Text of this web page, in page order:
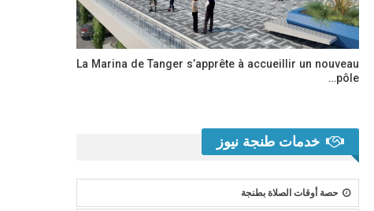
La Marina de Tanger s’apprête à accueillir un nouveau
pôle…
خدمات طنجة نيوز
حصة أوقات الصلاة بطنجة